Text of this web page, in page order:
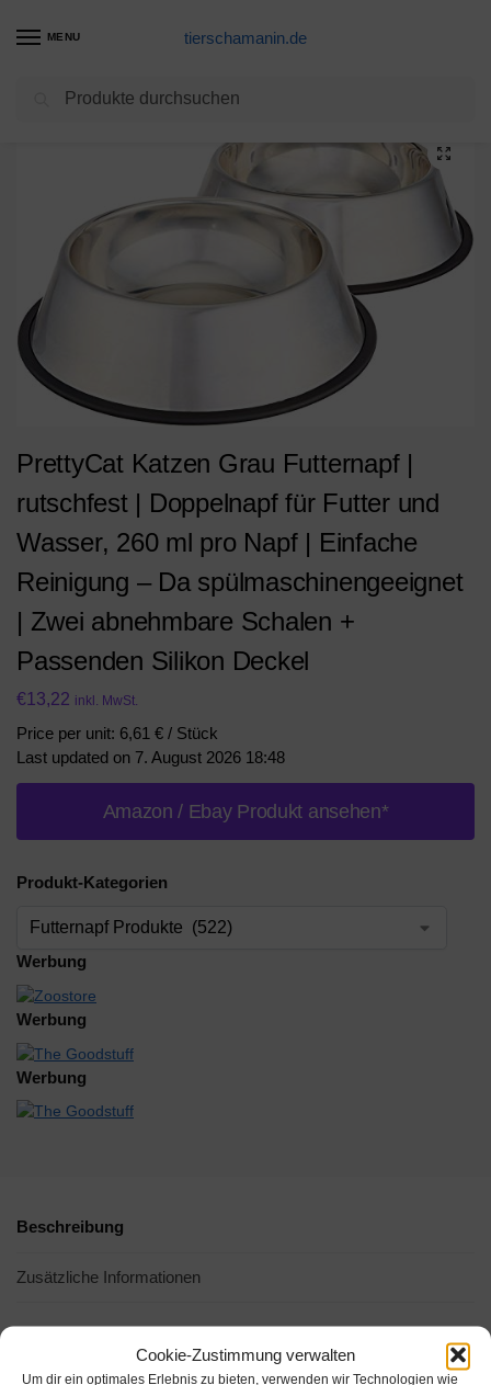
Cookie-Zustimmung verwalten
Um dir ein optimales Erlebnis zu bieten, verwenden wir Technologien wie
MENU tierschamanin.de
Futternapf Produkte / PrettyCat Katzen Grau Futternapf | rutschfest | Doppelnapf für Futter und Wasser, 260 ml pro Napf | Einfache Reinigung – Da spülmaschinengeeignet | Zwei abnehmbare Schalen + Passenden Silikon Deckel
PrettyCat Katzen Grau Futternapf |
rutschfest | Doppelnapf für Futter und
Wasser, 260 ml pro Napf | Einfache
Reinigung – Da spülmaschinengeeignet
| Zwei abnehmbare Schalen +
Passenden Silikon Deckel
€13,22 inkl. MwSt.
Price per unit: 6,61 € / Stück
Last updated on 7. August 2026 18:48
Amazon / Ebay Produkt ansehen*
Produkt-Kategorien
Werbung
Werbung
Werbung
Beschreibung
Zusätzliche Informationen
-5%